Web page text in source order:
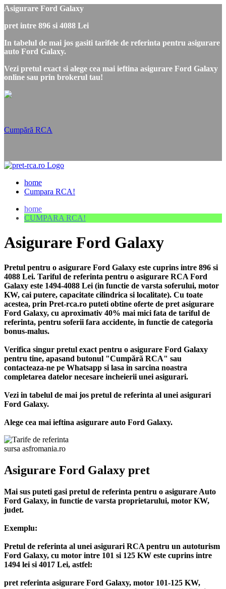
Asigurare Ford Galaxy
pret intre 896 si 4088 Lei
In tabelul de mai jos gasiti tarifele de referinta pentru asigurare
auto Ford Galaxy.
Vezi pretul exact si alege cea mai ieftina asigurare Ford Galaxy
online sau prin brokerul tau!
Cumpără RCA
home
Cumpara RCA!
home
CUMPARA RCA!
Asigurare Ford Galaxy
Pretul pentru o asigurare Ford Galaxy este cuprins intre 896 si
4088 Lei. Tariful de referinta pentru o asigurare RCA Ford
Galaxy este 1494-4088 Lei (in functie de varsta soferului, motor
KW, cai putere, capacitate cilindrica si localitate). Cu toate
acestea, prin Pret-rca.ro puteti obtine oferte de pret asigurare
Ford Galaxy, cu aproximativ 40% mai mici fata de tariful de
referinta, pentru soferii fara accidente, in functie de categoria
bonus-malus.
Verifica singur pretul exact pentru o asigurare Ford Galaxy
pentru tine, apasand butonul "Cumpără RCA" sau
contacteaza-ne pe Whatsapp si lasa in sarcina noastra
completarea datelor necesare incheierii unei asigurari.
Vezi in tabelul de mai jos pretul de referinta al unei asigurari
Ford Galaxy.
Alege cea mai ieftina asigurare auto Ford Galaxy.
sursa asfromania.ro
Asigurare Ford Galaxy pret
Mai sus puteti gasi pretul de referinta pentru o asigurare Auto
Ford Galaxy, in functie de varsta proprietarului, motor KW,
judet.
Exemplu:
Pretul de referinta al unei asigurari RCA pentru un autoturism
Ford Galaxy, cu motor intre 101 si 125 KW este cuprins intre
1494 lei si 4017 Lei, astfel:
pret referinta asigurare Ford Galaxy, motor 101-125 KW,